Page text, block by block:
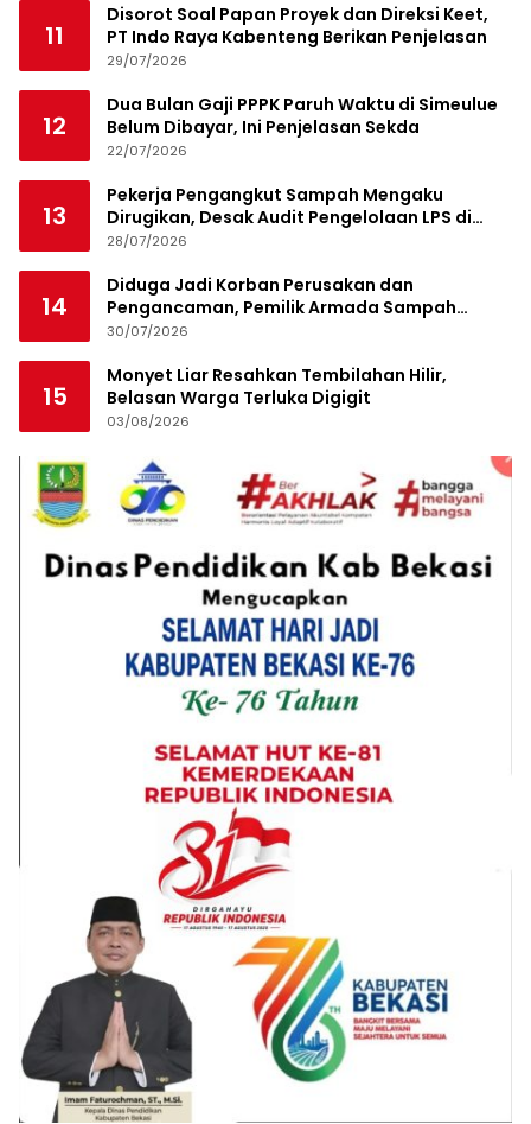
11
Disorot Soal Papan Proyek dan Direksi Keet,
PT Indo Raya Kabenteng Berikan Penjelasan
29/07/2026
12
Dua Bulan Gaji PPPK Paruh Waktu di Simeulue
Belum Dibayar, Ini Penjelasan Sekda
22/07/2026
13
Pekerja Pengangkut Sampah Mengaku
Dirugikan, Desak Audit Pengelolaan LPS di
Pekanbaru
28/07/2026
14
Diduga Jadi Korban Perusakan dan
Pengancaman, Pemilik Armada Sampah
Siapkan Laporan Polisi
30/07/2026
15
Monyet Liar Resahkan Tembilahan Hilir,
Belasan Warga Terluka Digigit
03/08/2026